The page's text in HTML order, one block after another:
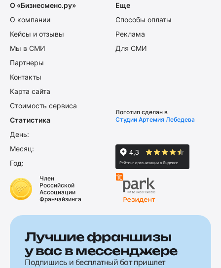
О «Бизнесменс.ру»
О компании
Кейсы и отзывы
Мы в СМИ
Партнеры
Контакты
Карта сайта
Стоимость сервиса
Еще
Способы оплаты
Реклама
Для СМИ
Статистика
День:
Месяц:
Год:
Логотип сделан в
Студии Артемия Лебедева
Член
Российской
Ассоциации
Франчайзинга
Лучшие франшизы
у вас в мессенджере
Подпишись и бесплатный бот пришлет